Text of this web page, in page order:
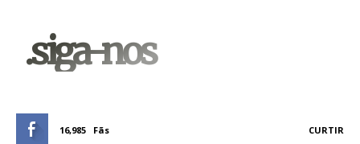
.siga-nos
16,985 Fãs CURTIR